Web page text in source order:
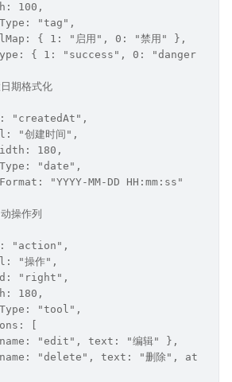
100,
"tag",
{ 1: "启用", 0: "禁用" },
{ 1: "success", 0: "danger" }
期格式化
"createdAt",
"创建时间",
180,
"date",
"YYYY-MM-DD HH:mm:ss"
操作列
"action",
"操作",
"right",
180,
"tool",
[
"edit", text: "编辑" },
"delete", text: "删除", attrs: